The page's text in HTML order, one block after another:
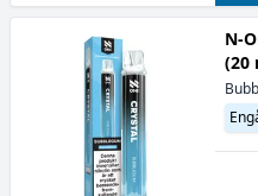
N-
(20